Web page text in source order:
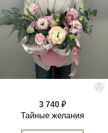
3 740 ₽
Тайные желания